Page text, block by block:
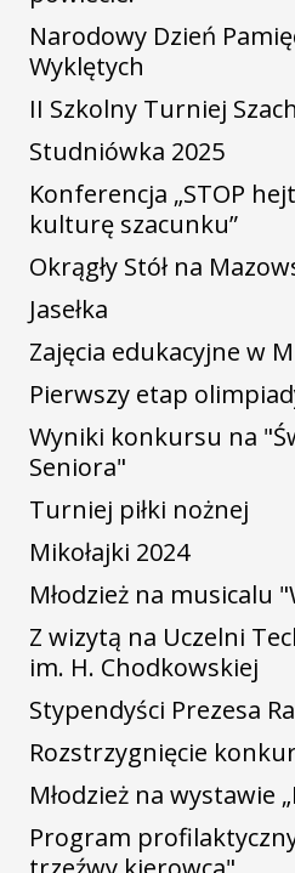
Narodowy Dzień
Wyklętych
II Szkolny Turniej
Studniówka 2025
Konferencja „STOP
kulturę szacunku”
Okrągły Stół na
Jasełka
Zajęcia edukacyjne w
Pierwszy etap
Wyniki konkursu na
Seniora"
Turniej piłki nożnej
Mikołajki 2024
Młodzież na musicalu
Z wizytą na Uczelni
im. H. Chodkowskiej
Stypendyści Prezesa
Rozstrzygnięcie
Młodzież na wystawie
Program